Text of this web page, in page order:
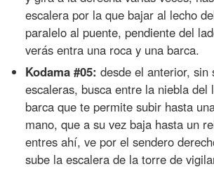
escalera por la que bajar al lecho
paralelo al puente, pendiente del
verás entra una roca y una barca.
Kodama #05: desde el anterior, sin
escaleras, busca entre la niebla del
barca que te permite subir hasta
mano, que a su vez baja hasta un
entres ahí, ve por el sendero
sube la escalera de la torre de